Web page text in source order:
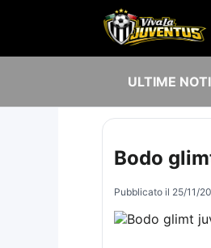
ULTIME
Bodo
Pubblicato il 25/11/